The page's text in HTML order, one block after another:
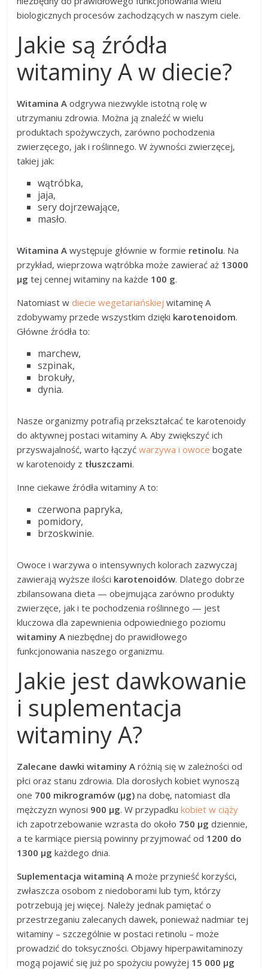
biologicznych procesów zachodzących w naszym ciele.
Jakie są źródła
witaminy A w diecie?
Witamina A odgrywa niezwykle istotną rolę w
utrzymaniu zdrowia. Można ją znaleźć w wielu
produktach spożywczych, zarówno pochodzenia
zwierzęcego, jak i roślinnego. W żywności zwierzęcej,
takiej jak:
wątróbka,
jaja,
sery dojrzewające,
masło.
Witamina A występuje głównie w formie retinolu. Na
przykład, wieprzowa wątróbka może zawierać aż 13000
μg tej cennej witaminy na każde 100 g.
Natomiast wdiecie wegetariańskiej witaminę A
zdobywamy przede wszystkim dzięki karotenoidom.
Główne źródła to:
marchew,
szpinak,
brokuły,
dynia.
Nasze organizmy potrafią przekształcać te karotenoidy
do aktywnej postaci witaminy A. Aby zwiększyć ich
przyswajalność, warto łączyćwarzywa i owoce bogate
w karotenoidy z tłuszczami.
Inne ciekawe źródła witaminy A to:
czerwona papryka,
pomidory,
brzoskwinie.
Owoce i warzywa o intensywnych kolorach zazwyczaj
zawierają wyższe ilości karotenoidów. Dlatego dobrze
zbilansowana dieta — obejmująca zarówno produkty
zwierzęce, jak i te pochodzenia roślinnego — jest
kluczowa dla zapewnienia odpowiedniego poziomu
witaminy A niezbędnej do prawidłowego
funkcjonowania naszego organizmu.
Jakie jest dawkowanie
i suplementacja
witaminy A?
Zalecane dawki witaminy A różnią się w zależności od
płci oraz stanu zdrowia. Dla dorosłych kobiet wynoszą
one 700 mikrogramów (µg) na dobę, natomiast dla
mężczyzn wynosi 900 µg. W przypadkukobiet w ciąży
ich zapotrzebowanie wzrasta do około 750 µg dziennie,
a te karmiące piersią powinny przyjmować od 1200 do
1300 µg każdego dnia.
Suplementacja witaminą A może przynieść korzyści,
zwłaszcza osobom z niedoborami lub tym, którzy
potrzebują jej więcej. Należy jednak pamiętać o
przestrzeganiu zalecanych dawek, ponieważ nadmiar tej
witaminy – szczególnie w postaci retinolu – może
prowadzić do toksyczności. Objawy hiperpawitaminozy
mogą pojawić się już po spożyciu powyżej 15 000 µg